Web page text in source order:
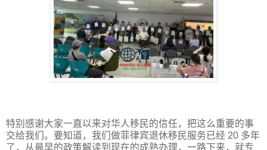
特别感谢大家一直以来对华人移民的信任，把这么重要的事
交给我们。要知道，我们做菲律宾退休移民服务已经 20 多年
了，从最早的政策解读到现在的成熟办理，一路下来，就专